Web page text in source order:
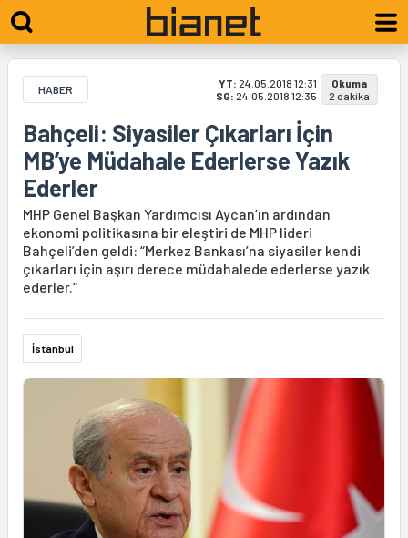
HABER YT: 24.05.2018 12:31
SG: 24.05.2018 12:35
Okuma
2 dakika
Bahçeli: Siyasiler Çıkarları İçin
MB’ye Müdahale Ederlerse Yazık
Ederler
MHP Genel Başkan Yardımcısı Aycan’ın ardından
ekonomi politikasına bir eleştiri de MHP lideri
Bahçeli’den geldi: “Merkez Bankası’na siyasiler kendi
çıkarları için aşırı derece müdahalede ederlerse yazık
ederler.”
İstanbul